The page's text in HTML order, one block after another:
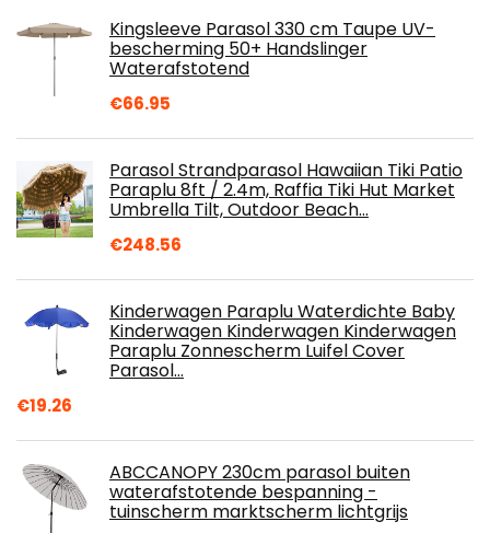
Kingsleeve Parasol 330 cm Taupe UV-
bescherming 50+ Handslinger
Waterafstotend
€66.95
Parasol Strandparasol Hawaiian Tiki Patio
Paraplu 8ft / 2.4m, Raffia Tiki Hut Market
Umbrella Tilt, Outdoor Beach…
€248.56
Kinderwagen Paraplu Waterdichte Baby
Kinderwagen Kinderwagen Kinderwagen
Paraplu Zonnescherm Luifel Cover
Parasol…
€19.26
ABCCANOPY 230cm parasol buiten
waterafstotende bespanning -
tuinscherm marktscherm lichtgrijs